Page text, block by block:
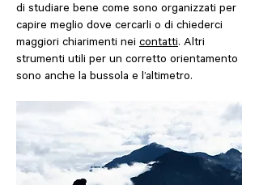
di studiare bene come sono organizzati per
capire meglio dove cercarli o di chiederci
maggiori chiarimenti nei contatti. Altri
strumenti utili per un corretto orientamento
sono anche la bussola e l’altimetro.